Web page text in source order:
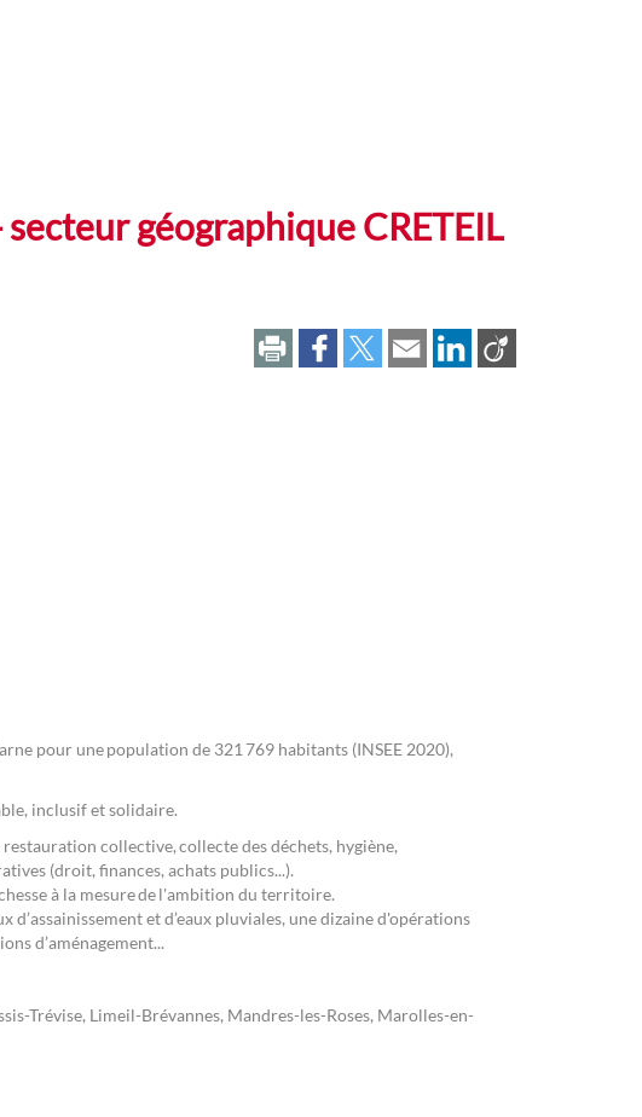
géographique CRETEIL
pour une population de 321 769 habitants (INSEE 2020),
inclusif et solidaire.
collective, collecte des déchets, hygiène,
(droit, finances, achats publics...).
à la mesure de l'ambition du territoire.
et d’eaux pluviales, une dizaine d'opérations
d’aménagement...
Trévise, Limeil-Brévannes, Mandres-les-Roses, Marolles-en-